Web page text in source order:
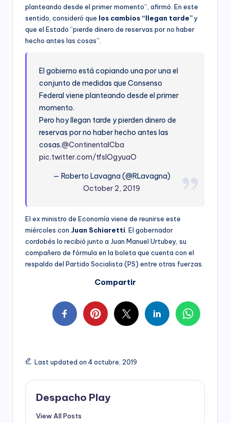
planteando desde el primer momento”, afirmó. En este
sentido, consideró que los cambios “llegan tarde”y
que el Estado “pierde dinero de reservas por no haber
hecho antes las cosas”.
El gobierno está copiando una por una el
conjunto de medidas que Consenso
Federal viene planteando desde el primer
momento.
Pero hoy llegan tarde y pierden dinero de
reservas por no haber hecho antes las
cosas.@ContinentalCba
pic.twitter.com/tfsIOgyuaO
— Roberto Lavagna (@RLavagna)
October 2, 2019
El ex ministro de Economía viene de reunirse este
miércoles con Juan Schiaretti . El gobernador
cordobés lo recibió junto a Juan Manuel Urtubey, su
compañero de fórmula en la boleta que cuenta con el
respaldo del Partido Socialista (PS) entre otras fuerzas.
Compartir
Last updated on 4 octubre, 2019
Despacho Play
View All Posts